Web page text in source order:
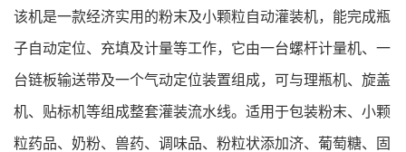
该机是一款经济实用的粉末及小颗粒自动灌装机，能完成瓶
子自动定位、充填及计量等工作，它由一台螺杆计量机、一
台链板输送带及一个气动定位装置组成，可与理瓶机、旋盖
机、贴标机等组成整套灌装流水线。适用于包装粉末、小颗
粒药品、奶粉、兽药、调味品、粉粒状添加济、葡萄糖、固